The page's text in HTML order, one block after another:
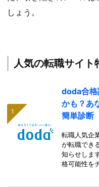
しょう。
人気の転職サイト
doda合格
かも？あ
簡単診断
転職人気企
が転職でき
知らせしま
格可能性を